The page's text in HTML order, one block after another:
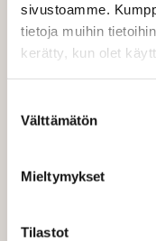
sivustoamme.
tietoja muihin
kerätty, kun olet
valinta
Välttämätön
Mieltymykset
Tilastot